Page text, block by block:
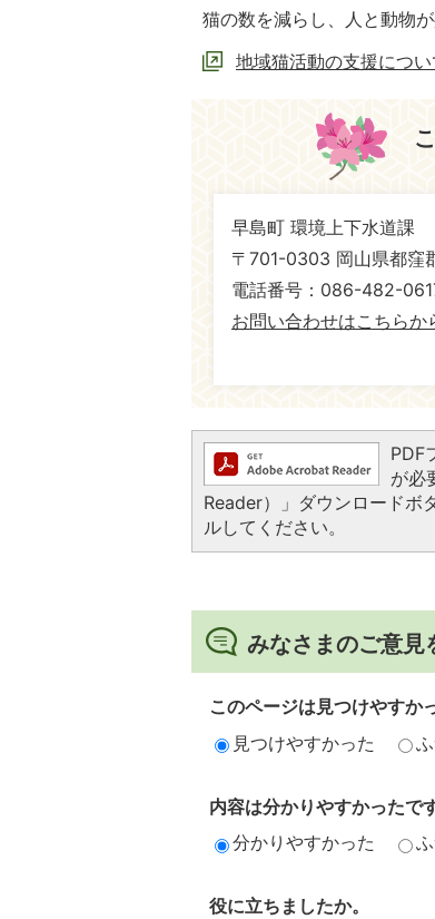
猫の数を減らし、人と動物
地域猫活動の支援につい
早島町 環境上下水道課
〒701-0303 岡山県都窪
電話番号：086-482-
お問い合わせはこちらか
PDF
が必
Reader）」ダウンロードボ
ルしてください。
みなさまのご意見
このページは見つけやすか
見つけやすかった
内容は分かりやすかったで
分かりやすかった
役に立ちましたか。